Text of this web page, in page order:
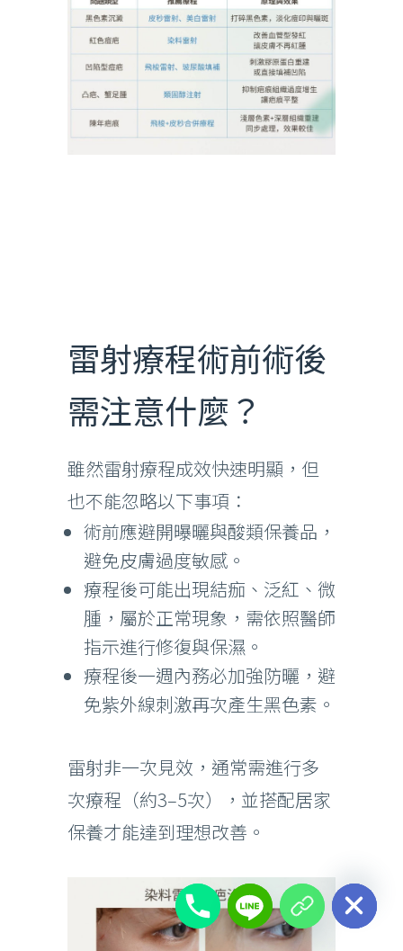
雷射療程術前術後
需注意什麼？
雖然雷射療程成效快速明顯，但
也不能忽略以下事項：
術前應避開曝曬與酸類保養品，
避免皮膚過度敏感。
療程後可能出現結痂、泛紅、微
腫，屬於正常現象，需依照醫師
指示進行修復與保濕。
療程後一週內務必加強防曬，避
免紫外線刺激再次產生黑色素。
雷射非一次見效，通常需進行多
次療程（約3–5次），並搭配居家
保養才能達到理想改善。
Hide